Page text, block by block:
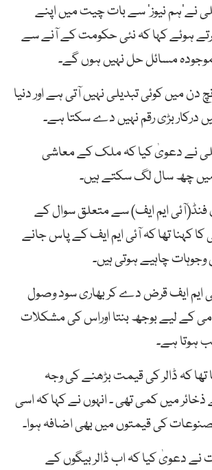
نے’ہم نیوز‘ سے بات چیت میں اپنے
ہوئے کہا کہ نئی حکومت کے آنے سے
مسائل حل نہیں ہوں گے۔
دن میں کوئی تبدیلی نہیں آتی ہے اور دنیا
درکار بڑی رقم نہیں دے سکتا ہے۔
علی نے دعویٰ کیا کہ ملک کے معاشی
چھ سال لگ سکتے ہیں۔
فنڈ(آئی ایم ایف) سے متعلق سوال کے
کہنا تھا کہ آئی ایم ایف کے پاس جانے
چاہیے ہوتی ہیں۔
ایم ایف قرض دے کر بھاری سود وصول
کے لیے بوجھ بنتا اوراس کی مشکلات
ہوتا ہے۔
تھا کہ ڈالر کی قیمت بڑھنے کی وجہ
ذخائر میں کمی تھی ۔ انہوں نے کہا کہ اسی
کی قیمتوں میں بھی اضافہ ہوا۔
نے دعویٰ کیا کہ اب ڈالر بیگوں کے